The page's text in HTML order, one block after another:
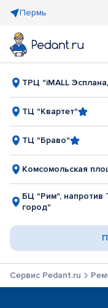
Пермь
ТРЦ "iMALL
ТЦ "Квартет"
ТЦ "Браво"
Комсомольская
БЦ "Рим", напротив
город"
Сервис Pedant.ru